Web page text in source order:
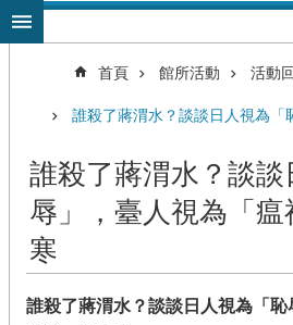
跳到主要內容區塊
首頁 館所活動 活動
誰殺了蔣渭水？談談日人視為「
誰殺了蔣渭水？談
辱」，臺人視為「
寒
誰殺了蔣渭水？談談日人視為「